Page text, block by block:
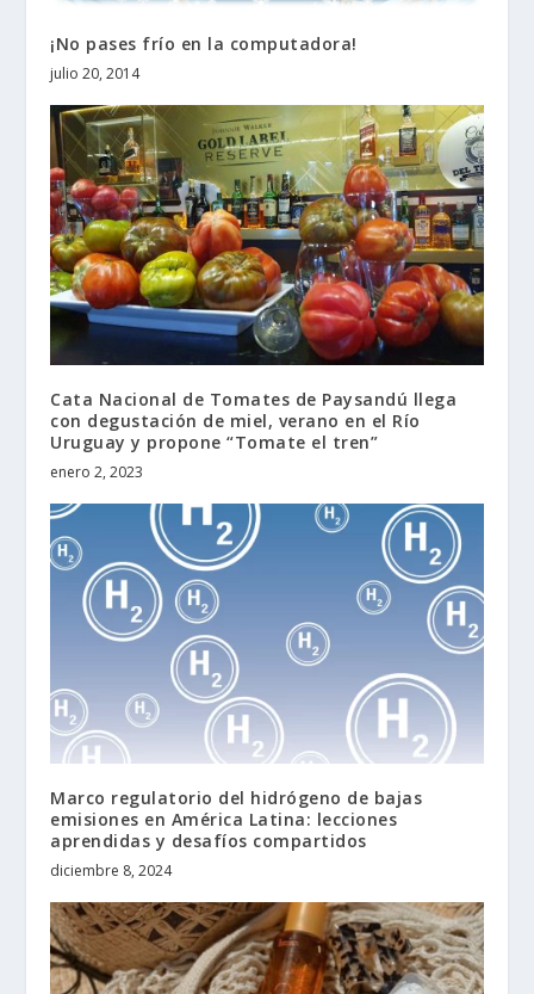
¡No pases frío en la computadora!
julio 20, 2014
Cata Nacional de Tomates de Paysandú llega
con degustación de miel, verano en el Río
Uruguay y propone “Tomate el tren”
enero 2, 2023
Marco regulatorio del hidrógeno de bajas
emisiones en América Latina: lecciones
aprendidas y desafíos compartidos
diciembre 8, 2024